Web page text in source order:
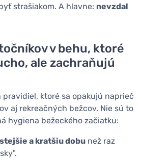
strašiakom. A hlavne: nevzdal
v behu, ktoré
ale zachraňujú
ktoré sa opakujú naprieč
aj rekreačných bežcov. Nie sú to
hygiena bežeckého začiatku:
a kratšiu dobu než raz